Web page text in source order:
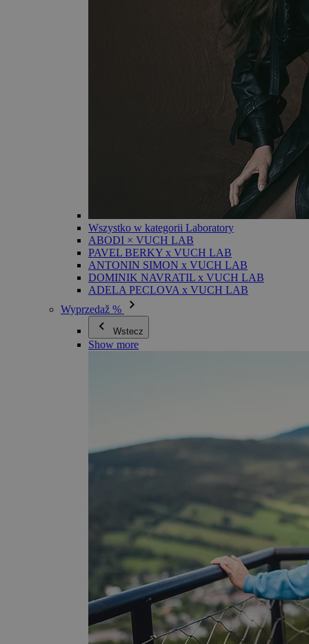
Wszystko w kategorii Laboratory
ABODI × VUCH LAB
PAVEL BERKY x VUCH LAB
ANTONIN SIMON x VUCH LAB
DOMINIK NAVRATIL x VUCH LAB
ADELA PECLOVA x VUCH LAB
Wyprzedaž %
Wstecz
Show more